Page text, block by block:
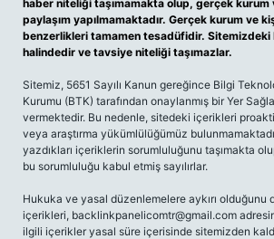
haber niteliği taşımamakta olup, gerçek kurum
paylaşım yapılmamaktadır. Gerçek kurum ve
benzerlikleri tamamen tesadüfidir.
halindedir ve tavsiye niteliği taşımazlar.
Sitemiz, 5651 Sayılı Kanun gereğince Bilgi
Kurumu (BTK) tarafından onaylanmış bir Yer
vermektedir. Bu nedenle, sitedeki içerikleri
veya araştırma yükümlülüğümüz
yazdıkları içeriklerin sorumluluğunu taşımakta
bu sorumluluğu kabul etmiş sayılırlar.
Hukuka ve yasal düzenlemelere aykırı olduğunu
içerikleri, backlinkpanelicomtr@gmail.com
ilgili içerikler yasal süre içerisinde sitemizden